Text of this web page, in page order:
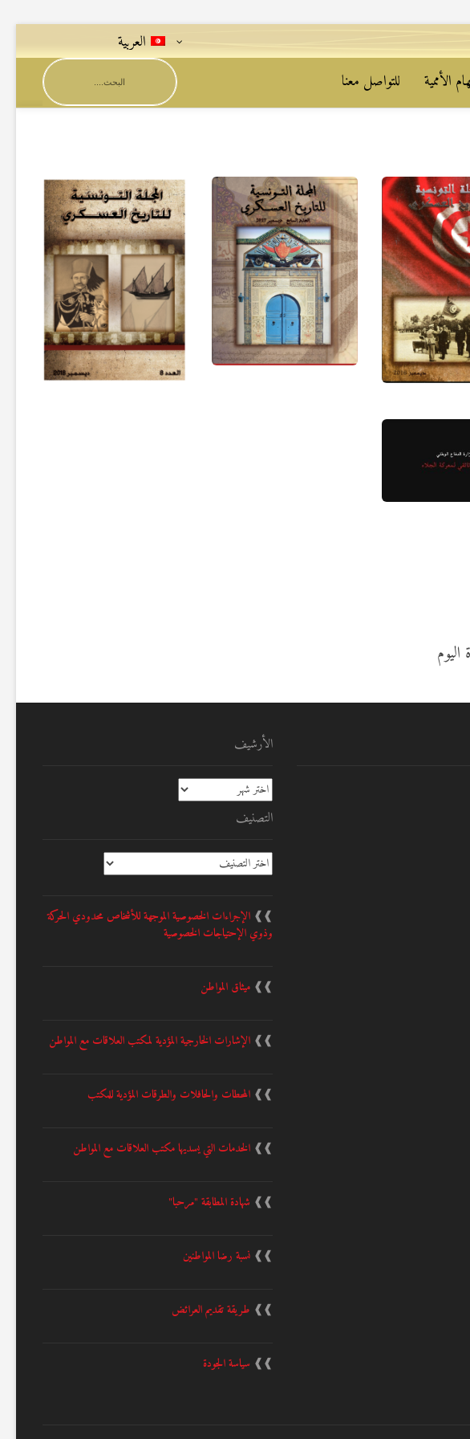
العربية
الأممية للتواصل معنا
الأرشيف
الأرشيف
التصنيف
التصنيف
❱❱الإجراءات الخصوصية الموجهة للأشخاص محدودي الحركة
وذوي الإحتياجات الخصوصية
❱❱ميثاق المواطن
❱❱الإشارات الخارجية المؤدية لمكتب العلاقات مع المواطن
❱❱المحطات والحافلات والطرقات المؤدية للمكتب
❱❱الخدمات التي يسديها مكتب العلاقات مع المواطن
❱❱ شهادة المطابقة "مرحبا"
❱❱نسبة رضا المواطنين
❱❱ طريقة تقديم العرائض
❱❱سياسة الجودة